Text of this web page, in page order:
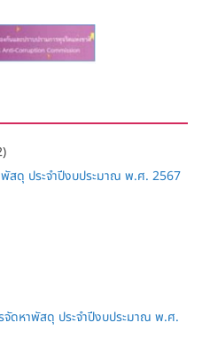
พัสดุ ประจำปีงบประมาณ พ.ศ. 2567
จัดหาพัสดุ ประจำปีงบประมาณ พ.ศ.